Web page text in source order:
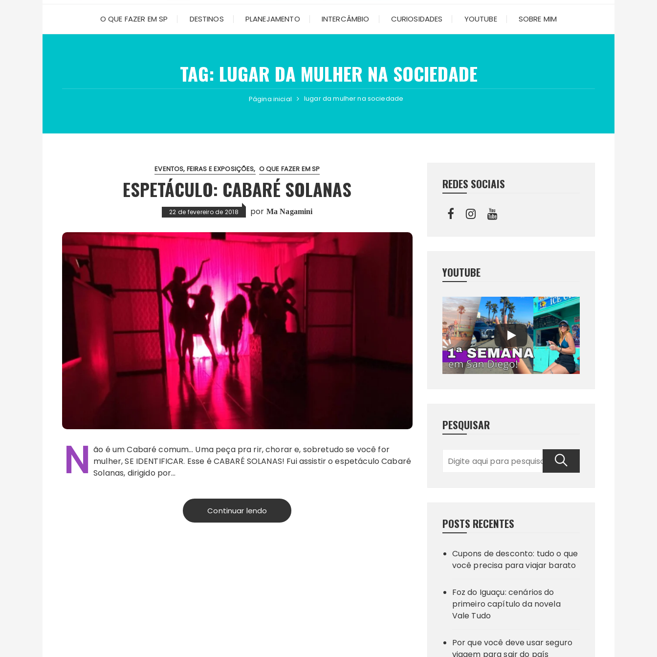
O QUE FAZER EM SP DESTINOS PLANEJAMENTO INTERCÂMBIO CURIOSIDADES YOUTUBE SOBRE MIM
TAG: LUGAR DA MULHER NA SOCIEDADE
Página inicial lugar da mulher na sociedade
EVENTOS, FEIRAS E EXPOSIÇÕES O QUE FAZER EM SP
ESPETÁCULO: CABARÉ SOLANAS
22 de fevereiro de 2018 por Ma Nagamini
N ão é um Cabaré comum… Uma peça pra rir, chorar e, sobretudo se você for
mulher, SE IDENTIFICAR. Esse é CABARÉ SOLANAS! Fui assistir o espetáculo Cabaré
Solanas, dirigido por…
Continuar lendo
REDES SOCIAIS
YOUTUBE
PESQUISAR
POSTS RECENTES
Cupons de desconto: tudo o que
você precisa para viajar barato
Foz do Iguaçu: cenários do
primeiro capítulo da novela
Vale Tudo
Por que você deve usar seguro
viagem para sair do país